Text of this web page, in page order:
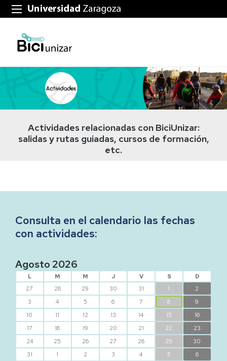
Actividades relacionadas con BiciUnizar:
salidas y rutas guiadas, cursos de formación,
etc.
Consulta en el calendario las fechas
con actividades:
Agosto 2026
L M M J V S
D
27
28 29 30 31 1
2
3
4 5 6 7 8
9
10
11 12 13 14 15
16
17
18 19 20 21 22
23
24
25 26 27 28 29
30
31
1 2 3 4 5 6